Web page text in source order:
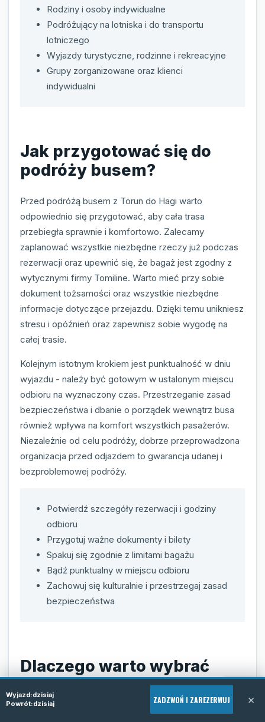
Rodziny i osoby indywidualne
Podróżujący na lotniska i do transportu
lotniczego
Wyjazdy turystyczne, rodzinne i rekreacyjne
Grupy zorganizowane oraz klienci
indywidualni
Jak przygotować się do
podróży busem?
Przed podróżą busem z Torun do Hagi warto
odpowiednio się przygotować, aby cała trasa
przebiegła sprawnie i komfortowo. Zalecamy
zaplanować wszystkie niezbędne rzeczy już podczas
rezerwacji oraz upewnić się, że bagaż jest zgodny z
wytycznymi firmy Tomiline. Warto mieć przy sobie
dokument tożsamości oraz wszystkie niezbędne
informacje dotyczące przejazdu. Dzięki temu unikniesz
stresu i opóźnień oraz zapewnisz sobie wygodę na
całej trasie.
Kolejnym istotnym krokiem jest punktualność w dniu
wyjazdu - należy być gotowym w ustalonym miejscu
odbioru na wyznaczony czas. Przestrzeganie zasad
bezpieczeństwa i dbanie o porządek wewnątrz busa
również wpływa na komfort wszystkich pasażerów.
Niezależnie od celu podróży, dobrze przeprowadzona
organizacja przed odjazdem to gwarancja udanej i
bezproblemowej podróży.
Potwierdź szczegóły rezerwacji i godziny
odbioru
Przygotuj ważne dokumenty i bilety
Spakuj się zgodnie z limitami bagażu
Bądź punktualny w miejscu odbioru
Zachowuj się kulturalnie i przestrzegaj zasad
bezpieczeństwa
Dlaczego warto wybrać
Tomiline
Decydując się na przewóz osób z Torun do miasta
Wyjazd:dzisiaj
Powrót:dzisiaj ZADZWOŃ I ZAREZERWUJ ×